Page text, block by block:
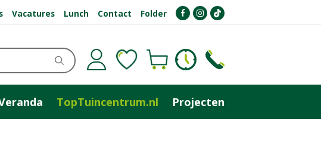
Vacatures Lunch Contact Folder
TopTuincentrum.nl Projecten